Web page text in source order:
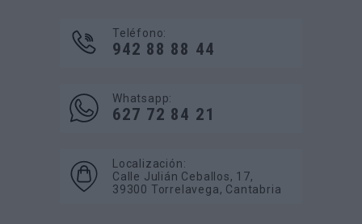
Teléfono:
942 88 88 44
Whatsapp:
627 72 84 21
Localización:
Calle Julián Ceballos, 17,
39300 Torrelavega, Cantabria